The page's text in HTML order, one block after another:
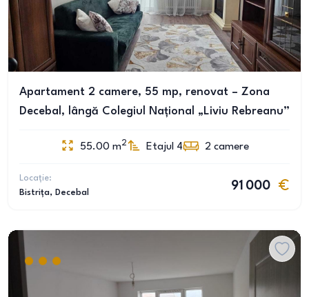
Apartament 2 camere, 55 mp, renovat – Zona
Decebal, lângă Colegiul Național „Liviu Rebreanu”
55.00 m2 Etajul 4 2 camere
Locație:
Bistrița, Decebal
91 000